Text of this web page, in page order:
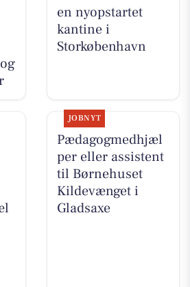
en nyopstartet
kantine i
Storkøbenhavn
JOBNYT
Pædagogmedhjæl
per eller assistent
til Børnehuset
Kildevænget i
Gladsaxe